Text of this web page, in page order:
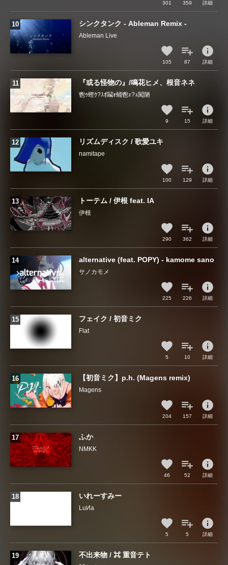
301 359 詳細
シンクタンク - Ableman Remix -
Ableman Live
105 87
info
詳細
『或る怪物の』/鳴花ヒメ、根音ネネ
鬯ｩ蟶ｸ?ｽｵ鬮ｫ蛹鬯ｪ?ｭ闖陋
9 15
info
詳細
リズムディスク / 歌愛ユキ
namitape
100 129
info
詳細
トーテム / 伊根 feat. IA
伊根
290 362
info
詳細
alternative (feat. POPY) - kamome sano
サノカモメ
225 226
info
詳細
フェイク / 初音ミク
Flat
5 10
info
詳細
【初音ミク】p.h. (Magens remix)
Magens
204 157
info
詳細
ふか
NMKK
46 52
info
詳細
いれーすみー
LuИa
5 5
info
詳細
不出来物 / ⌘ 重音テト